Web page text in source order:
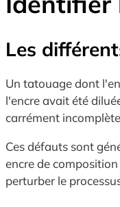
Les
Un tatouage dont
l'encre avait été
carrément
Ces défauts sont
encre de
perturber le